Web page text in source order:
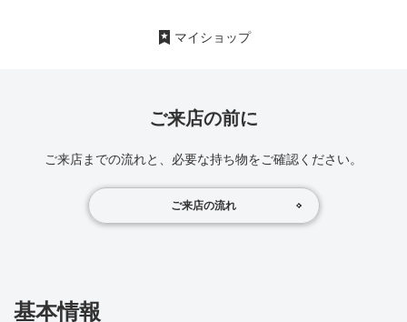
マイショップ
ご来店の前に
ご来店までの流れと、必要な持ち物をご確認ください。
ご来店の流れ
基本情報